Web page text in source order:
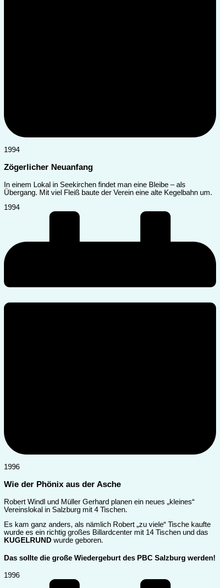
1994
Zögerlicher Neuanfang
In einem Lokal in Seekirchen findet man eine Bleibe – als
Übergang. Mit viel Fleiß baute der Verein eine alte Kegelbahn um.
1994
1996
Wie der Phönix aus der Asche
Robert Windl und Müller Gerhard planen ein neues „kleines“
Vereinslokal in Salzburg mit 4 Tischen.
Es kam ganz anders, als nämlich Robert „zu viele“ Tische kaufte
wurde es ein richtig großes Billardcenter mit 14 Tischen und das
KUGELRUND wurde geboren.
Das sollte die große Wiedergeburt des PBC Salzburg werden!
1996